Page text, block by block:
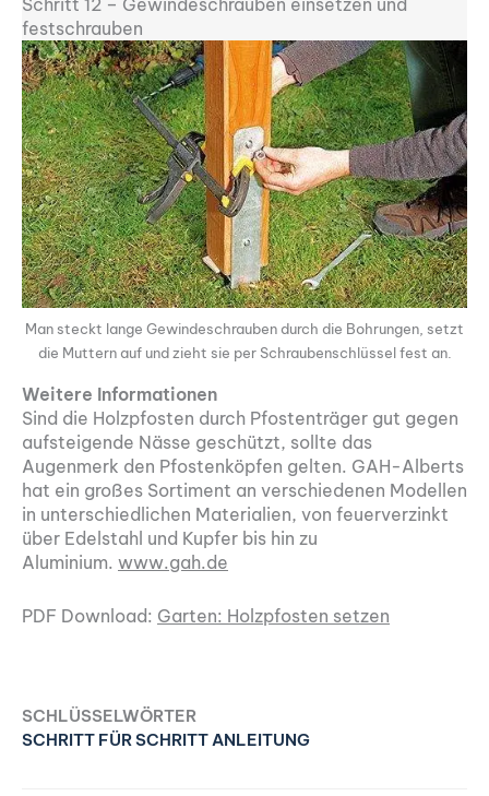
festschrauben
Man steckt lange Gewindeschrauben durch die Bohrungen, setzt
die Muttern auf und zieht sie per Schraubenschlüssel fest an.
Weitere Informationen
Sind die Holzpfosten durch Pfostenträger gut gegen
aufsteigende Nässe geschützt, sollte das
Augenmerk den Pfostenköpfen gelten. GAH-Alberts
hat ein großes Sortiment an verschiedenen Modellen
in unterschiedlichen Materialien, von feuerverzinkt
über Edelstahl und Kupfer bis hin zu
Aluminium. www.gah.de
PDF Download: Garten: Holzpfosten setzen
SCHLÜSSELWÖRTER
SCHRITT FÜR SCHRITT ANLEITUNG